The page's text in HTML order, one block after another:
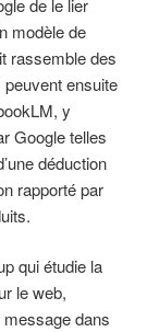
de le lier
modèle de
rassemble des
ensuite
y
Google telles
déduction
rapporté par
qui étudie la
le web,
dans